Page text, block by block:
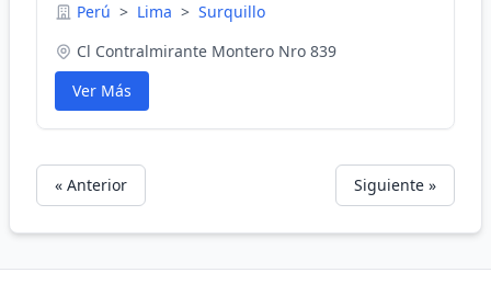
Perú > Lima > Surquillo
Cl Contralmirante Montero Nro 839
Ver Más
« Anterior Siguiente »